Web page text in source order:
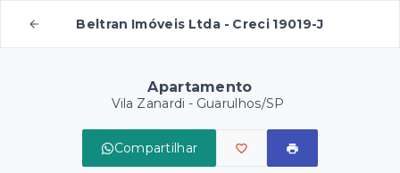
Beltran Imóveis Ltda - Creci 19019-J
Apartamento
Vila Zanardi - Guarulhos/SP
Compartilhar